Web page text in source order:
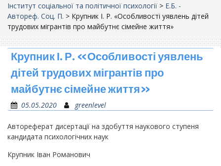
Інститут соціальної та політичної психології > Е.Б. -
Автореф. Соц. П. > Крупник І. Р. «Особливості уявлень дітей
трудових мігрантів про майбутнє сімейне життя»
Крупник І. Р. «Особливості уявлень
дітей трудових мігрантів про
майбутнє сімейне життя»
05.05.2020 greenlevel
Автореферат дисертації на здобуття наукового ступеня
кандидата психологічних наук
Крупник Іван Романович